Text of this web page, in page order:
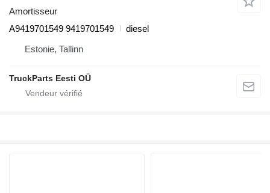
Amortisseur
A9419701549 9419701549
diesel
Estonie, Tallinn
TruckParts Eesti OÜ